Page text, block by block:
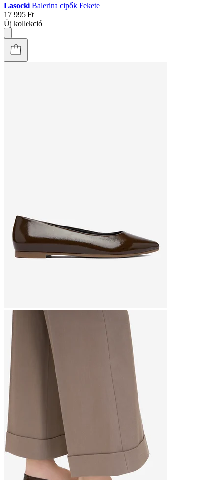
Lasocki Balerina cipők Fekete
17 995 Ft
Új kollekció